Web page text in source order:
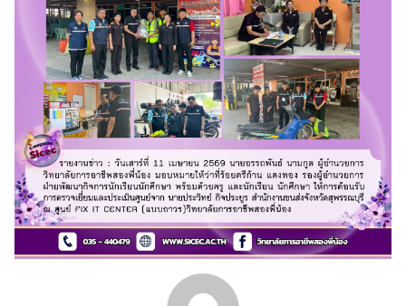
Search
for:
Search